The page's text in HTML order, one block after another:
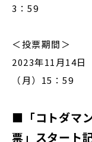
3：59
＜投票期間＞
2023年11月14日
（月）15：59
■「コトダマ
票」スタート